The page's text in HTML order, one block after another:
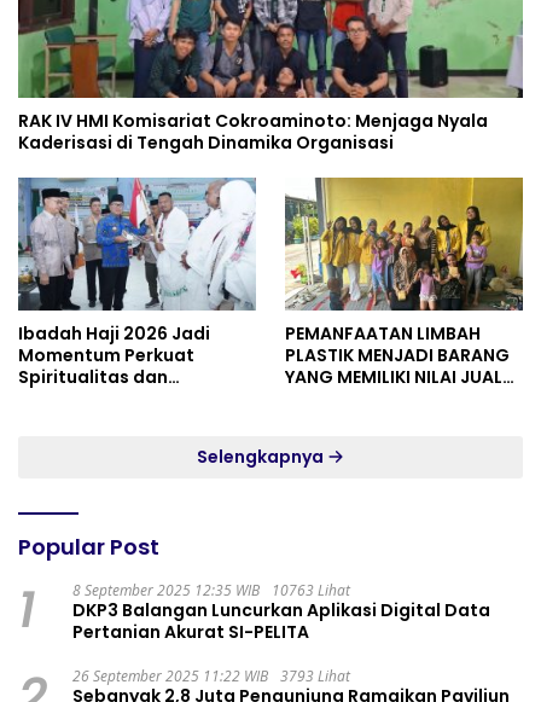
RAK IV HMI Komisariat Cokroaminoto: Menjaga Nyala
Kaderisasi di Tengah Dinamika Organisasi
Ibadah Haji 2026 Jadi
Momentum Perkuat
Spiritualitas dan
PEMANFAATAN LIMBAH
PLASTIK MENJADI BARANG
YANG MEMILIKI NILAI JUAL
Selengkapnya
Popular Post
1 8 September 2025 12:35 WIB 10763 Lihat
DKP3 Balangan Luncurkan Aplikasi Digital Data
Pertanian Akurat SI-PELITA
26 September 2025 11:22 WIB 3793 Lihat
Sebanyak 2,8 Juta Pengunjung Ramaikan Paviliun